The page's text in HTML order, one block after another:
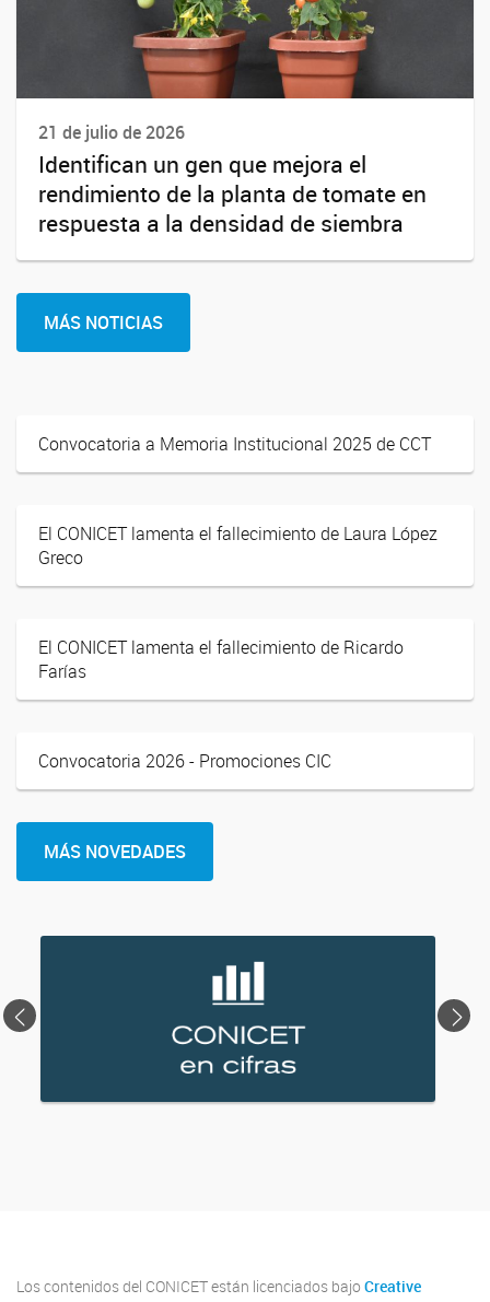
21 de julio de 2026
Identifican un gen que mejora el
rendimiento de la planta de tomate en
respuesta a la densidad de siembra
MÁS NOTICIAS
Convocatoria a Memoria Institucional 2025 de CCT
El CONICET lamenta el fallecimiento de Laura López
Greco
El CONICET lamenta el fallecimiento de Ricardo
Farías
Convocatoria 2026 - Promociones CIC
MÁS NOVEDADES
< >
Los contenidos del CONICET están licenciados bajo Creative